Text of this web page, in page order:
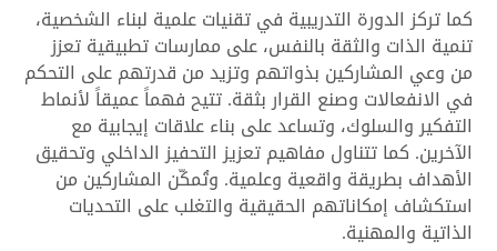
كما تركز الدورة التدريبية في تقنيات علمية لبناء الشخصية،
تنمية الذات والثقة بالنفس، على ممارسات تطبيقية تعزز
من وعي المشاركين بذواتهم وتزيد من قدرتهم على التحكم
في الانفعالات وصنع القرار بثقة. تتيح فهماً عميقاً لأنماط
التفكير والسلوك، وتساعد على بناء علاقات إيجابية مع
الآخرين. كما تتناول مفاهيم تعزيز التحفيز الداخلي وتحقيق
الأهداف بطريقة واقعية وعلمية. وتُمكّن المشاركين من
استكشاف إمكاناتهم الحقيقية والتغلب على التحديات
الذاتية والمهنية.